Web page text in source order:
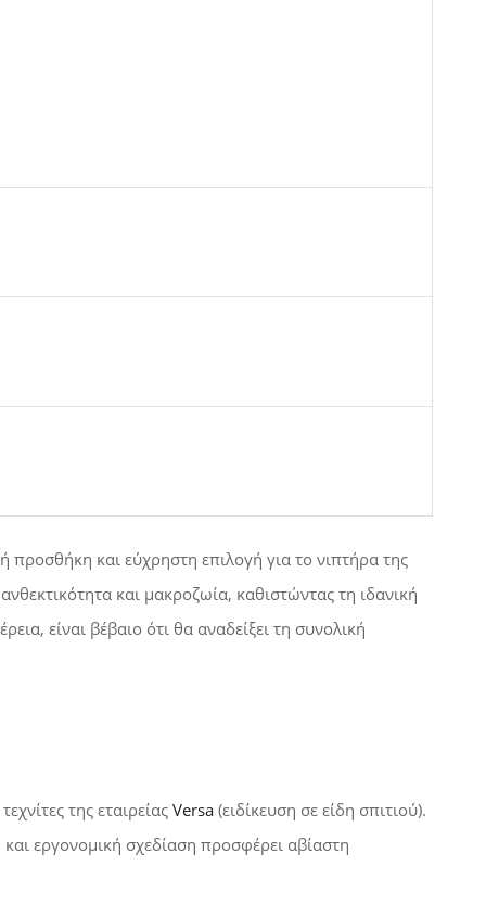
προσθήκη και εύχρηστη επιλογή για το νιπτήρα της
και μακροζωία, καθιστώντας τη ιδανική
είναι βέβαιο ότι θα αναδείξει τη συνολική
της εταιρείας Versa(ειδίκευση σε είδη σπιτιού).
εργονομική σχεδίαση προσφέρει αβίαστη